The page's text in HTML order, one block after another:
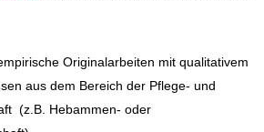
Originalarbeiten mit qualitativem
aus dem Bereich der Pflege- und
(z.B. Hebammen- oder